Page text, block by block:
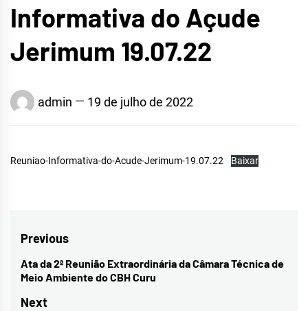
Informativa do Açude
Jerimum 19.07.22
admin 19 de julho de 2022
Reuniao-Informativa-do-Acude-Jerimum-19.07.22 Baixar
Navegação
de
Previous
Previous
post:
Ata da 2ª Reunião Extraordinária da Câmara Técnica de
Meio Ambiente do CBH Curu
Next